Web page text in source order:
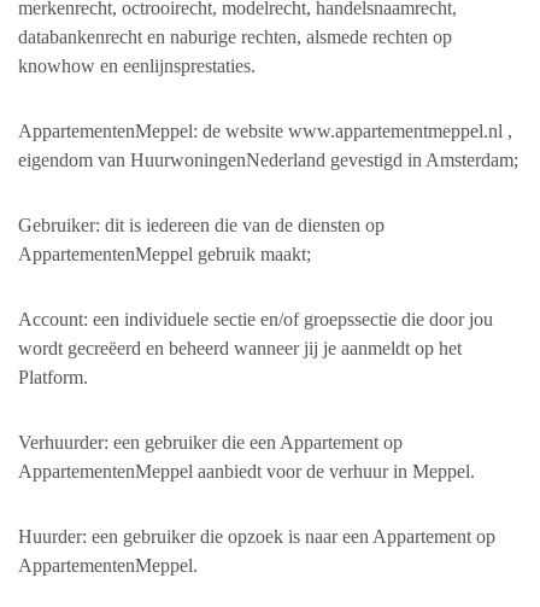
merkenrecht, octrooirecht, modelrecht, handelsnaamrecht,
databankenrecht en naburige rechten, alsmede rechten op
knowhow en eenlijnsprestaties.
AppartementenMeppel: de website www.appartementmeppel.nl ,
eigendom van HuurwoningenNederland gevestigd in Amsterdam;
Gebruiker: dit is iedereen die van de diensten op
AppartementenMeppel gebruik maakt;
Account: een individuele sectie en/of groepssectie die door jou
wordt gecreëerd en beheerd wanneer jij je aanmeldt op het
Platform.
Verhuurder: een gebruiker die een Appartement op
AppartementenMeppel aanbiedt voor de verhuur in Meppel.
Huurder: een gebruiker die opzoek is naar een Appartement op
AppartementenMeppel.